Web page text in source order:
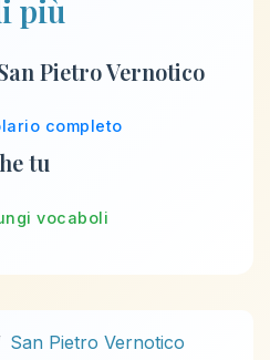
più
Pietro Vernotico
completo
tu
vocaboli
San Pietro Vernotico